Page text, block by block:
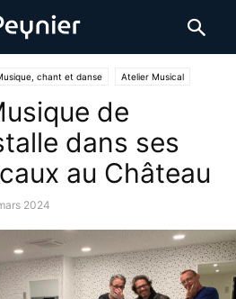
chant et danse Atelier Musical
de
dans ses
au Château
2024